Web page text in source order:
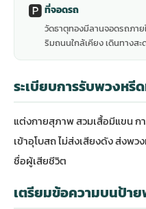
🅿️ ที่จอดรถ
วัดธาตุทองมีลานจอดรถภา
ริมถนนใกล้เคียง เดินทางส
ระเบียบการรับพวงหรี
แต่งกายสุภาพ สวมเสื้อมีแขน ก
เข้าอุโบสถ ไม่ส่งเสียงดัง ส่งพ
ชื่อผู้เสียชีวิต
เตรียมข้อความบนป้า